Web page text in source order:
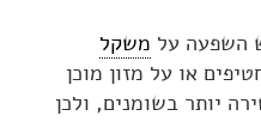
השפעה על משקל
או על מזון מוכן
יותר בשומנים, ולכן